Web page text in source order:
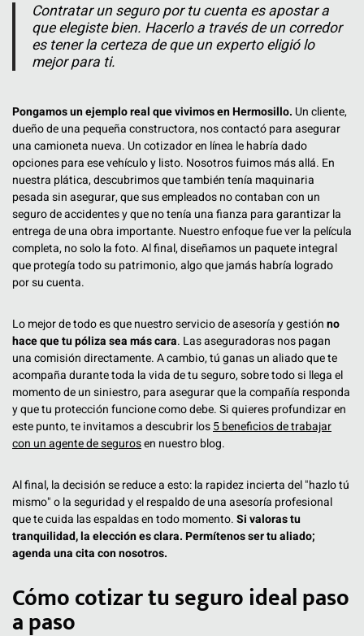
Contratar un seguro por tu cuenta es apostar a
que elegiste bien. Hacerlo a través de un corredor
es tener la certeza de que un experto eligió lo
mejor para ti.
Pongamos un ejemplo real que vivimos en Hermosillo. Un cliente,
dueño de una pequeña constructora, nos contactó para asegurar
una camioneta nueva. Un cotizador en línea le habría dado
opciones para ese vehículo y listo. Nosotros fuimos más allá. En
nuestra plática, descubrimos que también tenía maquinaria
pesada sin asegurar, que sus empleados no contaban con un
seguro de accidentes y que no tenía una fianza para garantizar la
entrega de una obra importante. Nuestro enfoque fue ver la película
completa, no solo la foto. Al final, diseñamos un paquete integral
que protegía todo su patrimonio, algo que jamás habría logrado
por su cuenta.
Lo mejor de todo es que nuestro servicio de asesoría y gestiónno
hace que tu póliza sea más cara. Las aseguradoras nos pagan
una comisión directamente. A cambio, tú ganas un aliado que te
acompaña durante toda la vida de tu seguro, sobre todo si llega el
momento de un siniestro, para asegurar que la compañía responda
y que tu protección funcione como debe. Si quieres profundizar en
este punto, te invitamos a descubrir los5 beneficios de trabajar
con un agente de segurosen nuestro blog.
Al final, la decisión se reduce a esto: la rapidez incierta del "hazlo tú
mismo" o la seguridad y el respaldo de una asesoría profesional
que te cuida las espaldas en todo momento.Si valoras tu
tranquilidad, la elección es clara. Permítenos ser tu aliado;
agenda una cita con nosotros.
Cómo cotizar tu seguro ideal paso
a paso